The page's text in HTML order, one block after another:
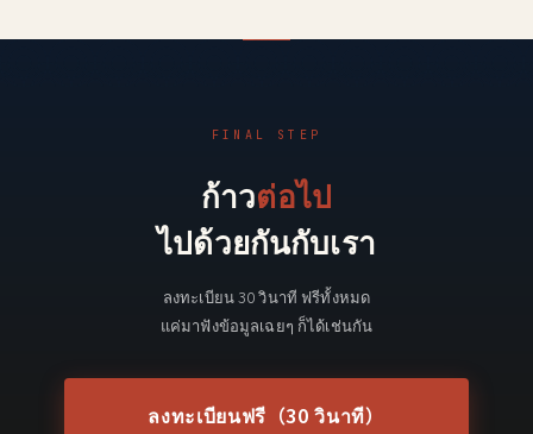
FINAL STEP
ก้าวต่อไป
ไปด้วยกันกับเรา
ลงทะเบียน 30 วินาที ฟรีทั้งหมด
แค่มาฟังข้อมูลเฉยๆ ก็ได้เช่นกัน
ลงทะเบียนฟรี（30 วินาที）